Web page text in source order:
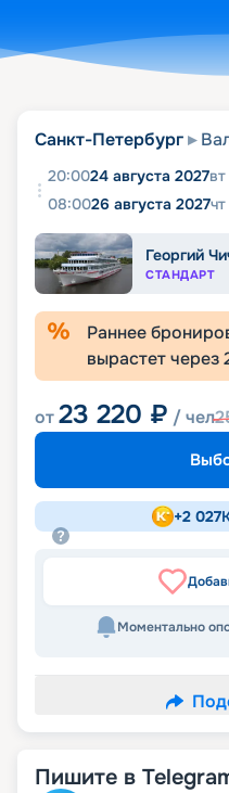
Санкт-Петербург
20:0024 августа 2027вт
08:0026 августа 2027чт
Георгий
СТАНДАРТ
Раннее
вырастет через
от23 220 ₽ / чел
+2 027
Моментально
Пишите в